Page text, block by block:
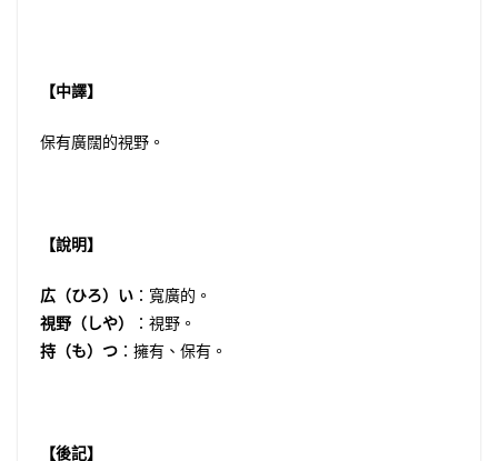
【中譯】
保有廣闊的視野。
【說明】
広（ひろ）い ：寬廣的。
視野（しや）
：視野。
持（も）つ ：擁有、保有。
【後記】